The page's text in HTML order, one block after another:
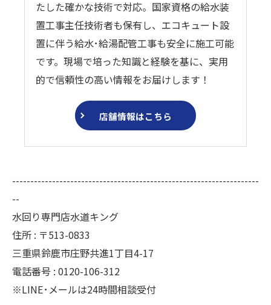
たした確かな技術で対応。国家資格の給水装
置工事主任技術者も保有し、エコキュート設
置に伴う給水･給湯配管工事も安全に施工可能
です。現場で培った知識と経験を基に、実用
的で信頼性の高い情報をお届けします！
店舗情報はこちら
--------------------------------------------------------------------
--
水回り専門店水道キング
住所 : 〒513-0833
三重県鈴鹿市庄野共進1丁目4-17
電話番号 : 0120-106-312
※LINE･メールは24時間相談受付